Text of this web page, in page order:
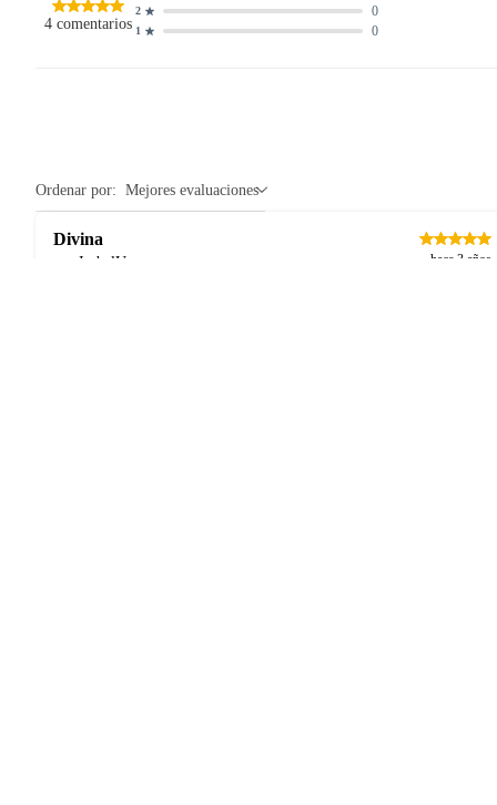
4 comentarios 1 0
2 0
Ordenar por: Mejores evaluaciones
Divina
por IsabelU hace 3 años